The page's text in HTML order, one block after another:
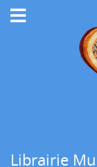
Librairie